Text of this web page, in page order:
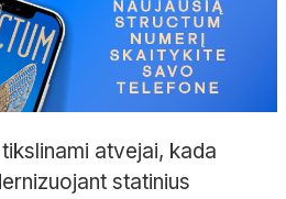
atvejai, kada
statinius